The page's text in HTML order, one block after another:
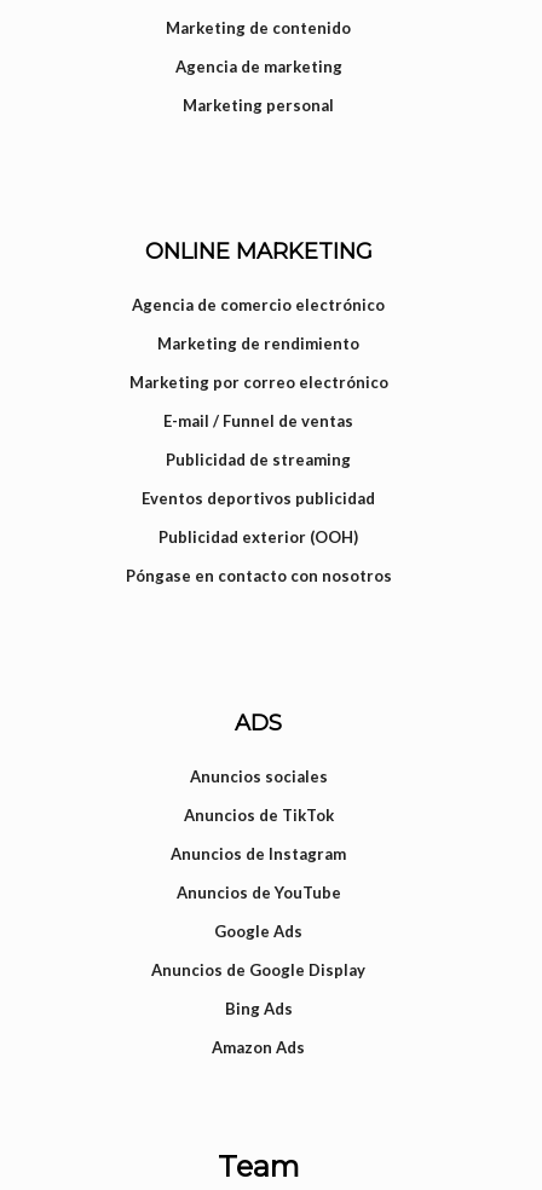
Marketing de contenido
Agencia de marketing
Marketing personal
ONLINE MARKETING
Agencia de comercio electrónico
Marketing de rendimiento
Marketing por correo electrónico
E-mail / Funnel de ventas
Publicidad de streaming
Eventos deportivos publicidad
Publicidad exterior (OOH)
Póngase en contacto con nosotros
ADS
Anuncios sociales
Anuncios de TikTok
Anuncios de Instagram
Anuncios de YouTube
Google Ads
Anuncios de Google Display
Bing Ads
Amazon Ads
Team